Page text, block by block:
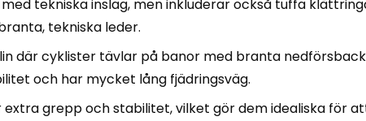
tekniska inslag, men inkluderar också tuffa
tekniska leder.
där cyklister tävlar på banor med branta
och har mycket lång fjädringsväg.
grepp och stabilitet, vilket gör dem idealiska för